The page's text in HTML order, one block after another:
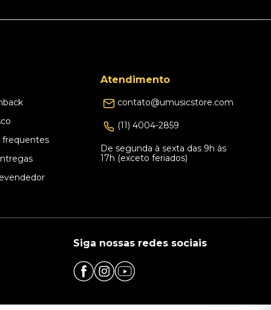
frequentes
Atendimento
contato@umusicstore.com
(11) 4004-2859
De segunda à sexta das 9h às
17h (exceto feriados)
Siga nossas redes sociais